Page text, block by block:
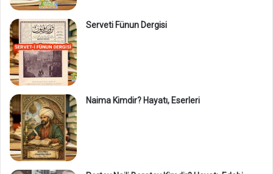
Serveti Fünun Dergisi
Naima Kimdir? Hayatı, Eserleri